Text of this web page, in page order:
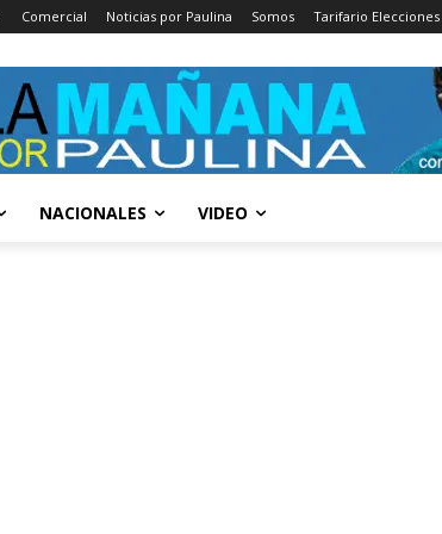
Comercial Noticias por Paulina Somos Tarifario Elecciones
NACIONALES VIDEO